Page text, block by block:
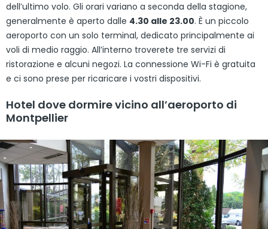
dell’ultimo volo. Gli orari variano a seconda della stagione,
generalmente è aperto dalle 4.30 alle 23.00. È un piccolo
aeroporto con un solo terminal, dedicato principalmente ai
voli di medio raggio. All’interno troverete tre servizi di
ristorazione e alcuni negozi. La connessione Wi-Fi è gratuita
e ci sono prese per ricaricare i vostri dispositivi.
Hotel dove dormire vicino all’aeroporto di
Montpellier